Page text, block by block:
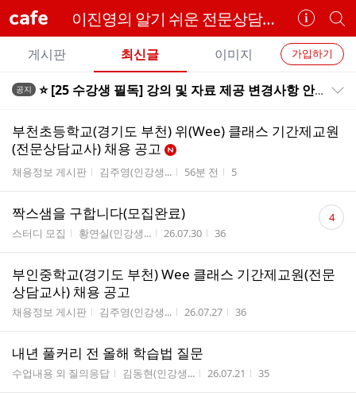
cafe 이진영의 알기 쉬운 전문상담교사
카
페
정
보
보
기
개
별
카
페
검
카
페
메
뉴
가입하기
게시판 최신글 이미지
전
글
공지 ⭐️ [25 수강생 필독] 강의 및 자료 제공 변경사항 안내 (pdf 자료 제공, 빈칸 여부 등) ⭐️
부천초등학교(경기도 부천) 위(Wee) 클래스 기간제교원
(전문상담교사) 채용 공고
게시판명
채용정보 게시판 작성자
김주영(인강생... 작성시간
56분 전 조회수
5
짝스샘을 구합니다(모집완료)
게시판명
스터디 모집 작성자
황연실(인강생... 작성시간
26.07.30 조회수
36
댓
글 4
부인중학교(경기도 부천) Wee 클래스 기간제교원(전문
상담교사) 채용 공고
게시판명
채용정보 게시판 작성자
김주영(인강생... 작성시간
26.07.27 조회수
36
내년 풀커리 전 올해 학습법 질문
게시판명
수업내용 외 질의응답 작성자
김동현(인강생... 작성시간
26.07.21 조회수
35